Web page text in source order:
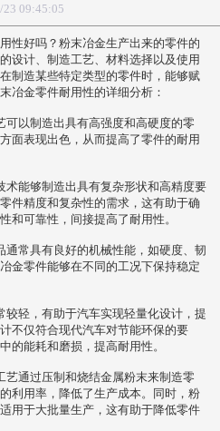
23 09:45:05
性好吗？粉末冶金生产出来的零件的
设计、制造工艺、材料选择以及使用
制造某些特定类型的零件时，能够赋
冶金零件耐用性的详细分析：
可以制造出具有高强度和高硬度的零
面表现出色，从而提高了零件的耐用
术能够制造出具有复杂形状和高精度要
件精度和复杂性的需求，这有助于确
和可靠性，间接提高了耐用性。
常具有良好的机械性能，如硬度、韧
金零件能够在不同的工况下保持稳定
轻，有助于汽车实现轻量化设计，提
不仅符合现代汽车对节能环保的要
的能耗和磨损，提高耐用性。
通过压制和烧结金属粉末来制造零
利用率，降低了生产成本。同时，粉
用于大批量生产，这有助于降低零件